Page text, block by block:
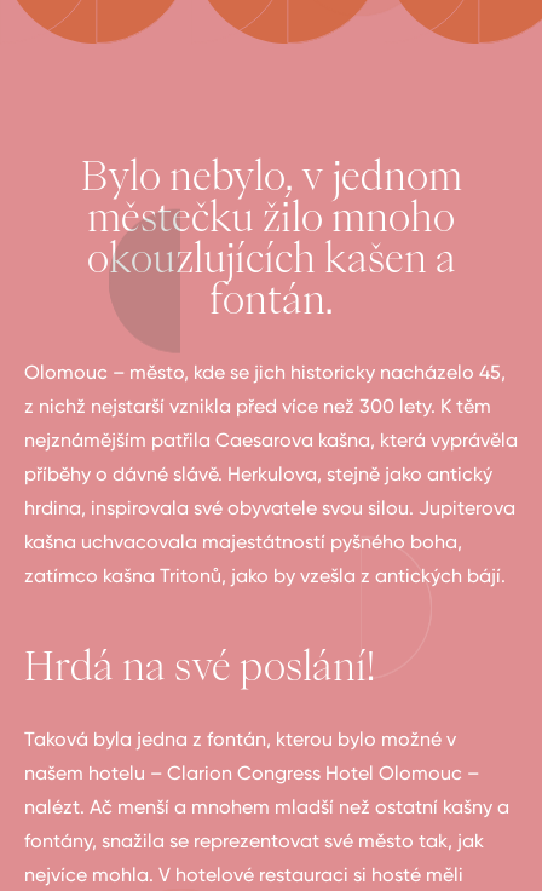
Bylo nebylo, v jednom
městečku žilo mnoho
okouzlujících kašen a
fontán.
Olomouc – město, kde se jich historicky nacházelo 45,
z nichž nejstarší vznikla před více než 300 lety. K těm
nejznámějším patřila Caesarova kašna, která vyprávěla
příběhy o dávné slávě. Herkulova, stejně jako antický
hrdina, inspirovala své obyvatele svou silou. Jupiterova
kašna uchvacovala majestátností pyšného boha,
zatímco kašna Tritonů, jako by vzešla z antických bájí.
Hrdá na své poslání!
Taková byla jedna z fontán, kterou bylo možné v
našem hotelu – Clarion Congress Hotel Olomouc –
nalézt. Ač menší a mnohem mladší než ostatní kašny a
fontány, snažila se reprezentovat své město tak, jak
nejvíce mohla. V hotelové restauraci si hosté měli